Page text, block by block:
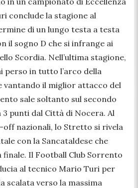
conclude la stagione al
di un lungo testa a testa
il sogno D che si infrange ai
Scordia. Nell’ultima stagione,
perso in tutto l’arco della
vantando il miglior attacco del
sale soltanto sul secondo
punti dal Città di Nocera. Al
nazionali, lo Stretto si rivela
con la Sancataldese che
finale. Il Football Club Sorrento
al tecnico Mario Turi per
scalata verso la massima